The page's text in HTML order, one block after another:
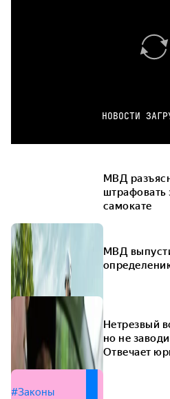
НОВОСТИ
МВД
штрафовать
самокате
МВД
Нетрезвый
но не
Отвечает
#Законы